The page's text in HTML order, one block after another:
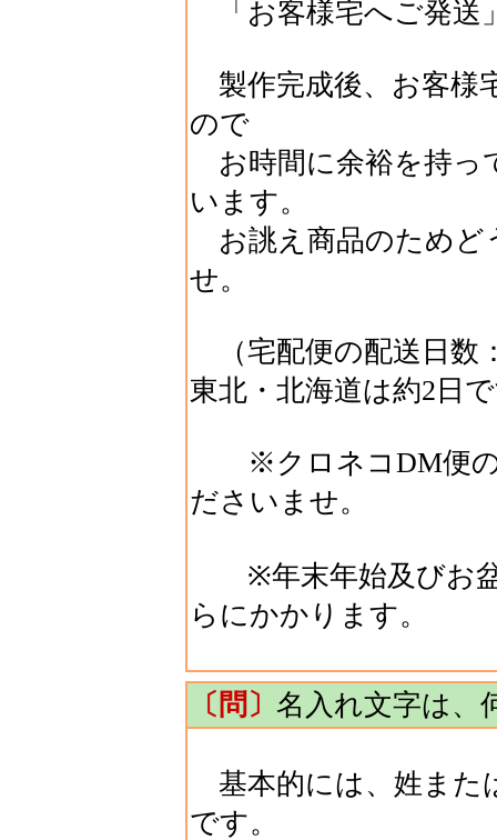
「お客様宅へご発送
製作完成後、お客様
ので
お時間に余裕を持っ
います。
お誂え商品のためど
せ。
（宅配便の配送日数
東北・北海道は約2日
※クロネコDM便の
ださいませ。
※年末年始及びお盆
らにかかります。
〔問〕 名入れ文字は、
基本的には、姓また
です。